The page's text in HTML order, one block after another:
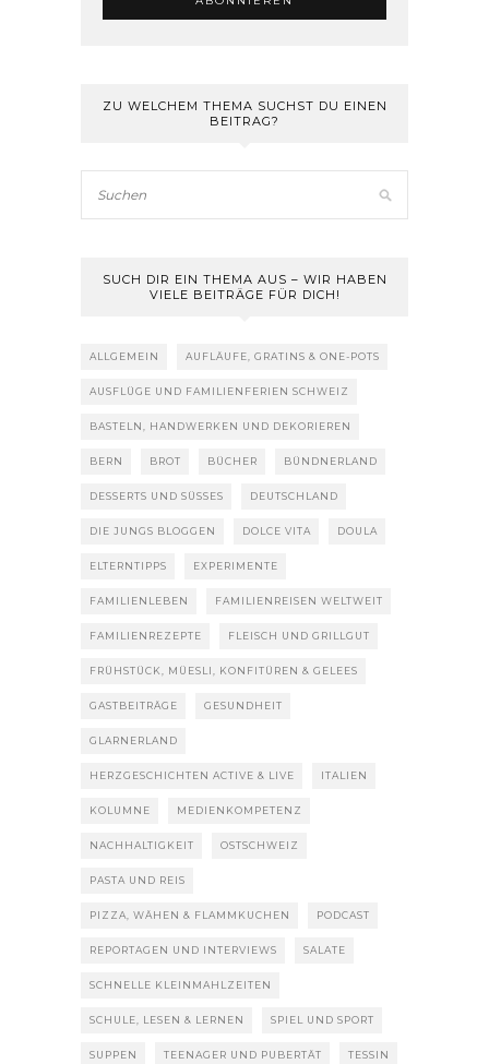
ZU WELCHEM THEMA SUCHST DU EINEN
BEITRAG?
SUCH DIR EIN THEMA AUS – WIR HABEN
VIELE BEITRÄGE FÜR DICH!
ALLGEMEIN AUFLÄUFE, GRATINS & ONE-POTS
AUSFLÜGE UND FAMILIENFERIEN SCHWEIZ
BASTELN, HANDWERKEN UND DEKORIEREN
BERN BROT BÜCHER BÜNDNERLAND
DESSERTS UND SÜSSES DEUTSCHLAND
DIE JUNGS BLOGGEN DOLCE VITA DOULA
ELTERNTIPPS EXPERIMENTE
FAMILIENLEBEN FAMILIENREISEN WELTWEIT
FAMILIENREZEPTE FLEISCH UND GRILLGUT
FRÜHSTÜCK, MÜESLI, KONFITÜREN & GELEES
GASTBEITRÄGE GESUNDHEIT
GLARNERLAND
HERZGESCHICHTEN ACTIVE & LIVE ITALIEN
KOLUMNE MEDIENKOMPETENZ
NACHHALTIGKEIT OSTSCHWEIZ
PASTA UND REIS
PIZZA, WÄHEN & FLAMMKUCHEN PODCAST
REPORTAGEN UND INTERVIEWS SALATE
SCHNELLE KLEINMAHLZEITEN
SCHULE, LESEN & LERNEN SPIEL UND SPORT
SUPPEN TEENAGER UND PUBERTÄT TESSIN